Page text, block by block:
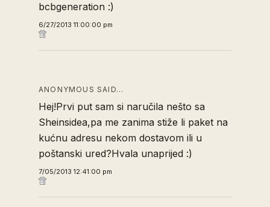
bcbgeneration :)
6/27/2013 11:00:00 pm
ANONYMOUS SAID…
Hej!Prvi put sam si naručila nešto sa
Sheinsidea,pa me zanima stiže li paket na
kućnu adresu nekom dostavom ili u
poštanski ured?Hvala unaprijed :)
7/05/2013 12:41:00 pm